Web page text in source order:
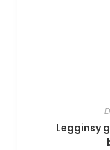
Legginsy